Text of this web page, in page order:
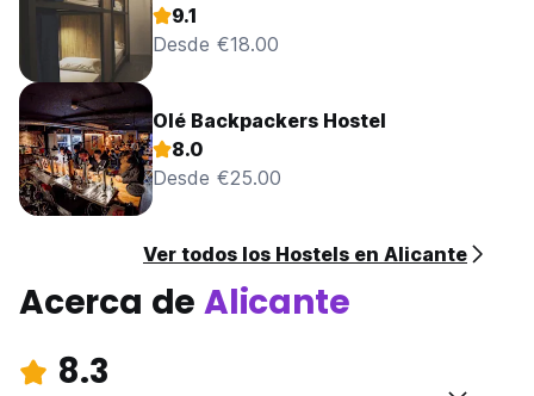
9.1
Desde €18.00
Olé Backpackers Hostel
8.0
Desde €25.00
Ver todos los Hostels en Alicante
Acerca deAlicante
8.3